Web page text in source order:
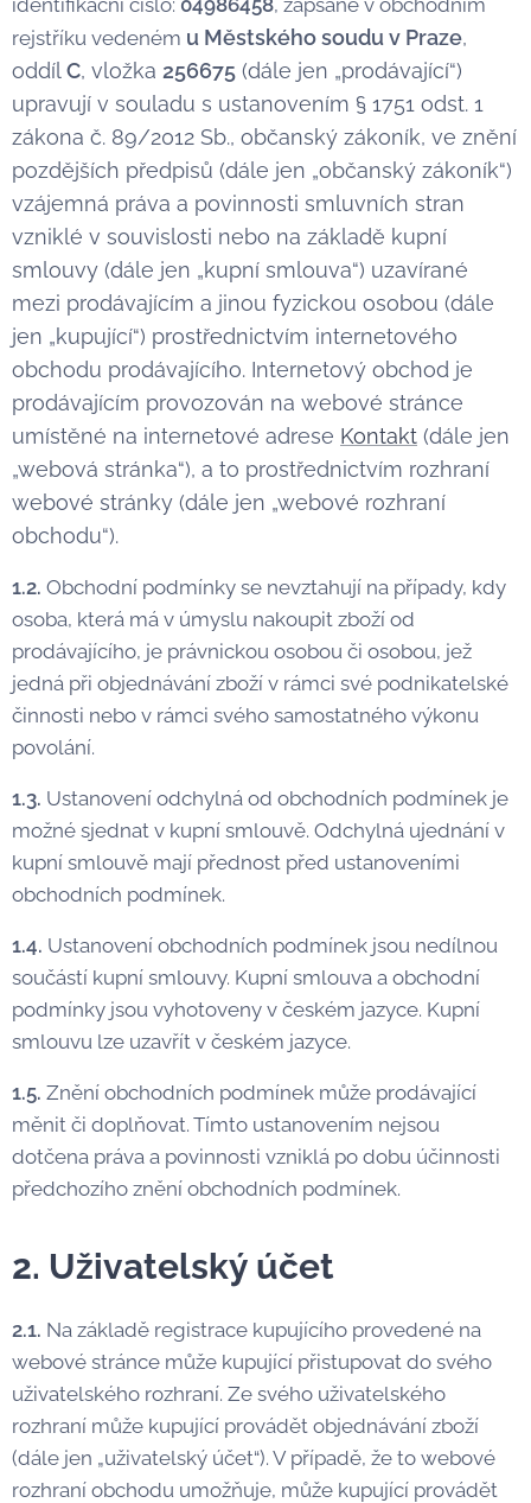
identifikační číslo: 04986458, zapsané v obchodním
rejstříku vedeném u Městského soudu v Praze,
oddílC, vložka 256675 (dále jen „prodávající“)
upravují v souladu s ustanovením § 1751 odst. 1
zákona č. 89/2012 Sb., občanský zákoník, ve znění
pozdějších předpisů (dále jen „občanský zákoník“)
vzájemná práva a povinnosti smluvních stran
vzniklé v souvislosti nebo na základě kupní
smlouvy (dále jen „kupní smlouva“) uzavírané
mezi prodávajícím a jinou fyzickou osobou (dále
jen „kupující“) prostřednictvím internetového
obchodu prodávajícího. Internetový obchod je
prodávajícím provozován na webové stránce
umístěné na internetové adrese Kontakt (dále jen
„webová stránka“), a to prostřednictvím rozhraní
webové stránky (dále jen „webové rozhraní
obchodu“).
1.2. Obchodní podmínky se nevztahují na případy, kdy
osoba, která má v úmyslu nakoupit zboží od
prodávajícího, je právnickou osobou či osobou, jež
jedná při objednávání zboží v rámci své podnikatelské
činnosti nebo v rámci svého samostatného výkonu
povolání.
1.3. Ustanovení odchylná od obchodních podmínek je
možné sjednat v kupní smlouvě. Odchylná ujednání v
kupní smlouvě mají přednost před ustanoveními
obchodních podmínek.
1.4. Ustanovení obchodních podmínek jsou nedílnou
součástí kupní smlouvy. Kupní smlouva a obchodní
podmínky jsou vyhotoveny v českém jazyce. Kupní
smlouvu lze uzavřít v českém jazyce.
1.5. Znění obchodních podmínek může prodávající
měnit či doplňovat. Tímto ustanovením nejsou
dotčena práva a povinnosti vzniklá po dobu účinnosti
předchozího znění obchodních podmínek.
2. Uživatelský účet
2.1. Na základě registrace kupujícího provedené na
webové stránce může kupující přistupovat do svého
uživatelského rozhraní. Ze svého uživatelského
rozhraní může kupující provádět objednávání zboží
(dále jen „uživatelský účet“). V případě, že to webové
rozhraní obchodu umožňuje, může kupující provádět